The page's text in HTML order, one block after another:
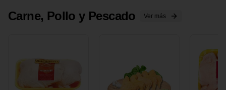
Carne, Pollo y Pescado Ver más